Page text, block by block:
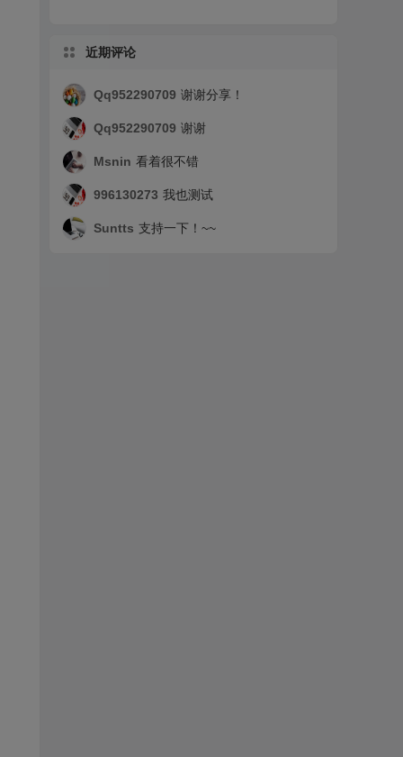
近期评论
Qq952290709 谢谢分享！
Qq952290709 谢谢
Msnin 看着很不错
996130273 我也测试
Suntts 支持一下！~~